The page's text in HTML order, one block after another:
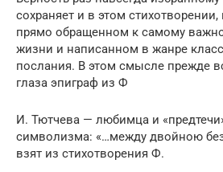
сохраняет и в этом
прямо обращенном к самому
жизни и написанном в жанре
послания. В этом смысле прежде
глаза эпиграф из Ф
И. Тютчева — любимца и
символизма: «…между двойною
взят из стихотворения Ф.